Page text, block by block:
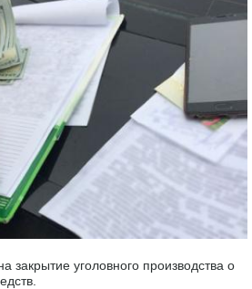
закрытие уголовного производства о